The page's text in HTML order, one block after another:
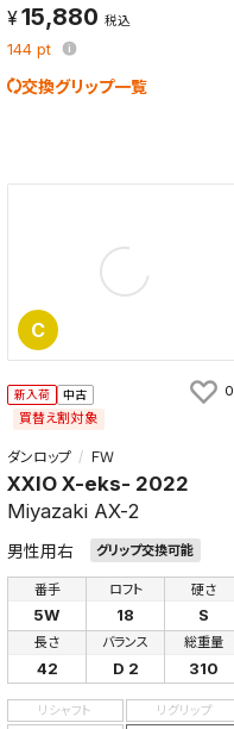
15,880 税込
144 pt
交換グリップ一覧
C
新入荷 中古
買替え割対象
ダンロップ ＦＷ
XXIO X-eks- 2022
Miyazaki AX-2
男性用右 グリップ交換可能
番手
5W
ロフト
18
硬さ
S
長さ
42
バランス
D 2
総重量
310
リシャフト
リグリップ
0